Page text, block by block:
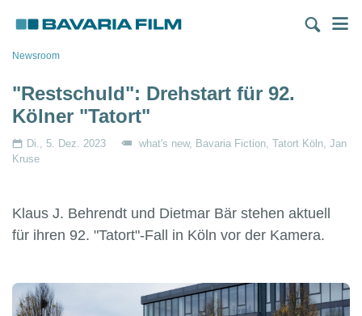
zum
Inhalt
Pfadnavigation
Newsroom
"Restschuld": Drehstart für 92.
Kölner "Tatort"
Di., 5. Dez. 2023 what's new Bavaria Fiction Tatort Köln Jan
Kruse
Klaus J. Behrendt und Dietmar Bär stehen aktuell
für ihren 92. "Tatort"-Fall in Köln vor der Kamera.